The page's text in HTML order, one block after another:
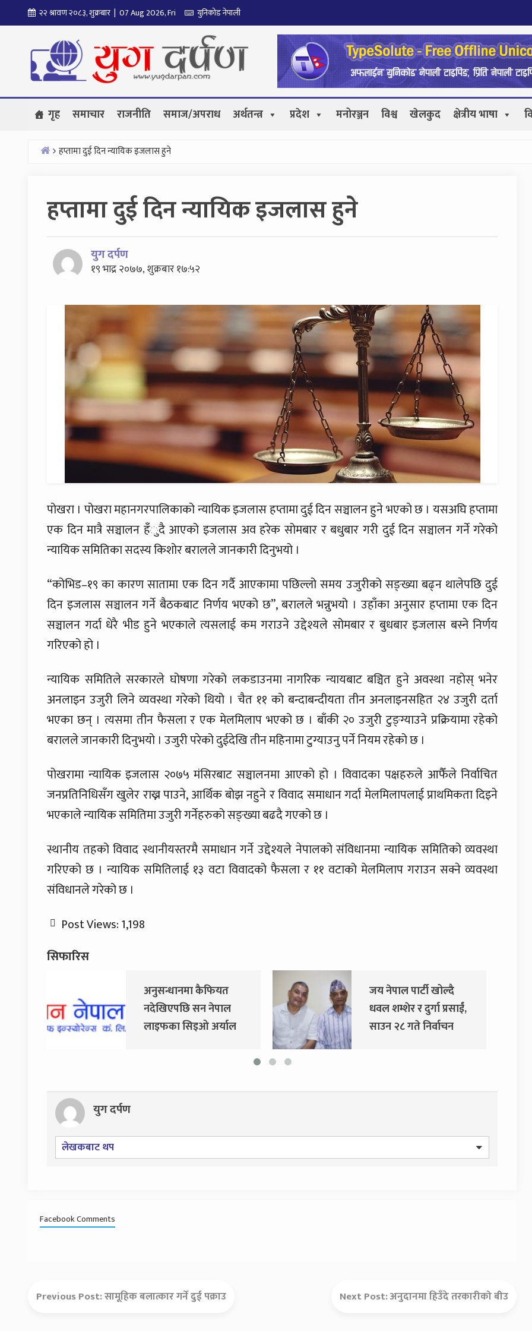
to
२२ श्रावण २०८३, शुक्रबार | 07 Aug 2026, Fri युनिकोड नेपाली
गृह समाचार राजनीति समाज/अपराध अर्थतन्त्र प्रदेश मनोरञ्जन विश्व खेलकुद क्षेत्रीय भाषा
हप्तामा दुई दिन न्यायिक इजलास हुने
हप्तामा दुई दिन न्यायिक इजलास हुने
युग दर्पण
१९ भाद्र २०७७, शुक्रबार १७:५२
पोखरा । पोखरा महानगरपालिकाको न्यायिक इजलास हप्तामा दुई दिन सञ्चालन हुने भएको छ । यसअघि हप्तामा
एक दिन मात्रै सञ्चालन हँुदै आएको इजलास अव हरेक सोमबार र बधुबार गरी दुई दिन सञ्चालन गर्ने गरेको
न्यायिक समितिका सदस्य किशोर बरालले जानकारी दिनुभयो ।
“कोभिड–१९ का कारण सातामा एक दिन गर्दै आएकामा पछिल्लो समय उजुरीको सङ्ख्या बढ्न थालेपछि दुई
दिन इजलास सञ्चालन गर्ने बैठकबाट निर्णय भएको छ”, बरालले भन्नुभयो । उहाँका अनुसार हप्तामा एक दिन
सञ्चालन गर्दा धेरै भीड हुने भएकाले त्यसलाई कम गराउने उद्देश्यले सोमबार र बुधबार इजलास बस्ने निर्णय
गरिएको हो ।
न्यायिक समितिले सरकारले घोषणा गरेको लकडाउनमा नागरिक न्यायबाट बञ्चित हुने अवस्था नहोस् भनेर
अनलाइन उजुरी लिने व्यवस्था गरेको थियो । चैत ११ को बन्दाबन्दीयता तीन अनलाइनसहित २४ उजुरी दर्ता
भएका छन् । त्यसमा तीन फैसला र एक मेलमिलाप भएको छ । बाँकी २० उजुरी टुङ्ग्याउने प्रक्रियामा रहेको
बरालले जानकारी दिनुभयो । उजुरी परेको दुईदेखि तीन महिनामा टुग्याउनु पर्ने नियम रहेको छ ।
पोखरामा न्यायिक इजलास २०७५ मंसिरबाट सञ्चालनमा आएको हो । विवादका पक्षहरुले आफैँले निर्वाचित
जनप्रतिनिधिसँग खुलेर राख्न पाउने, आर्थिक बोझ नहुने र विवाद समाधान गर्दा मेलमिलापलाई प्राथमिकता दिइने
भएकाले न्यायिक समितिमा उजुरी गर्नेहरुको सङ्ख्या बढदै गएको छ ।
स्थानीय तहको विवाद स्थानीयस्तरमै समाधान गर्ने उद्देश्यले नेपालको संविधानमा न्यायिक समितिको व्यवस्था
गरिएको छ । न्यायिक समितिलाई १३ वटा विवादको फैसला र ११ वटाको मेलमिलाप गराउन सक्ने व्यवस्था
संविधानले गरेको छ ।
Post Views:1,198
सिफारिस
अनुसन्धानमा कैफियत
नदेखिएपछि सन नेपाल
लाइफका सिइओ अर्याल
जय नेपाल पार्टी खोल्दै
धवल शम्शेर र दुर्गा प्रसाईं,
साउन २८ गते निर्वाचन
आयोग जाने
युग दर्पण
लेखकबाट थप
Facebook Comments
Previous Post:सामूहिक बलात्कार गर्ने दुई पक्राउ Next Post:अनुदानमा हिउँदे तरकारीको बीउ